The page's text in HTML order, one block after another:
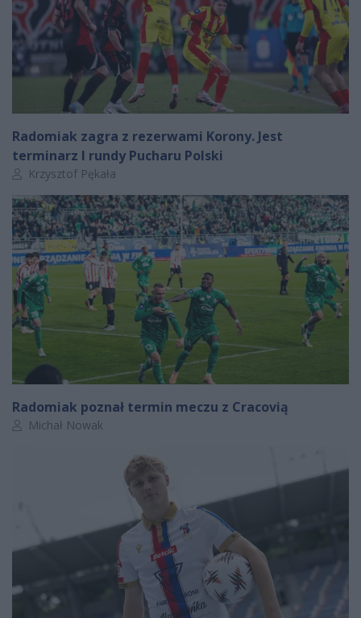
Radomiak zagra z rezerwami Korony. Jest
terminarz I rundy Pucharu Polski
Autor artykułu:
Krzysztof Pękała
Radomiak poznał termin meczu z Cracovią
Autor artykułu:
Michał Nowak